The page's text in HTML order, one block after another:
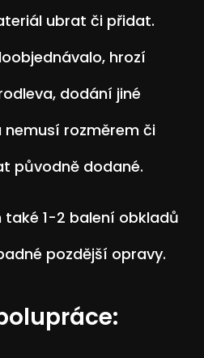
ubrat či přidat.
hrozí
dodání jiné
rozměrem či
původně dodané.
1-2 balení obkladů
pozdější opravy.